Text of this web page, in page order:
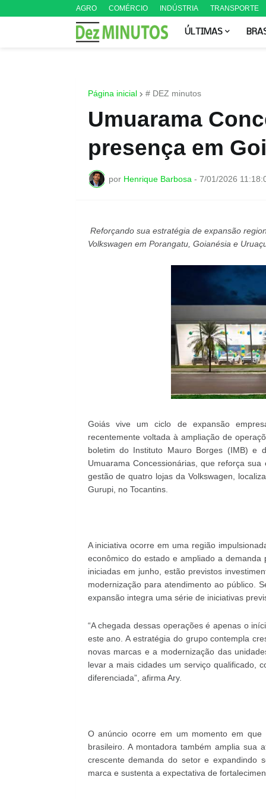
AGRO COMÉRCIO INDÚSTRIA TRANSPORTE
ÚLTIMAS
Página inicial # DEZ minutos
Umuarama
presença em
por Henrique Barbosa - 7/01/2026
Reforçando sua estratégia de expansão
Volkswagen em Porangatu, Goianésia e
Goiás vive um ciclo de expansão
recentemente voltada à ampliação de
boletim do Instituto Mauro Borges (IMB) e
Umuarama Concessionárias, que reforça
gestão de quatro lojas da Volkswagen,
Gurupi, no Tocantins.
A iniciativa ocorre em uma região
econômico do estado e ampliado a
iniciadas em junho, estão previstos
modernização para atendimento ao público.
expansão integra uma série de iniciativas
“A chegada dessas operações é apenas o
este ano. A estratégia do grupo contempla
novas marcas e a modernização das
levar a mais cidades um serviço qualificado,
diferenciada”, afirma Ary.
O anúncio ocorre em um momento em
brasileiro. A montadora também amplia sua
crescente demanda do setor e expandindo
marca e sustenta a expectativa de